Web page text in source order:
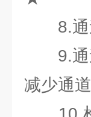
8.通道
9.通道
减少通